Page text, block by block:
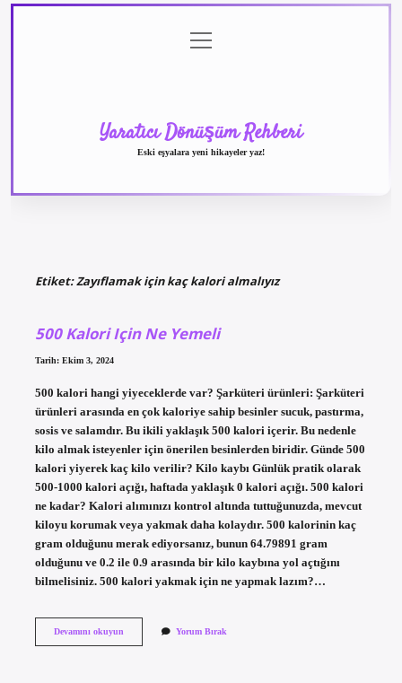
menüyü
aç
Yaratıcı Dönüşüm Rehberi
Eski eşyalara yeni hikayeler yaz!
Etiket:Zayıflamak için kaç kalori almalıyız
500 Kalori Için Ne Yemeli
Tarih: Ekim 3, 2024
500 kalori hangi yiyeceklerde var? Şarküteri ürünleri: Şarküteri
ürünleri arasında en çok kaloriye sahip besinler sucuk, pastırma,
sosis ve salamdır. Bu ikili yaklaşık 500 kalori içerir. Bu nedenle
kilo almak isteyenler için önerilen besinlerden biridir. Günde 500
kalori yiyerek kaç kilo verilir? Kilo kaybı Günlük pratik olarak
500-1000 kalori açığı, haftada yaklaşık 0 kalori açığı. 500 kalori
ne kadar? Kalori alımınızı kontrol altında tuttuğunuzda, mevcut
kiloyu korumak veya yakmak daha kolaydır. 500 kalorinin kaç
gram olduğunu merak ediyorsanız, bunun 64.79891 gram
olduğunu ve 0.2 ile 0.9 arasında bir kilo kaybına yol açtığını
bilmelisiniz. 500 kalori yakmak için ne yapmak lazım?…
Devamını okuyun500
Yorum Bırak